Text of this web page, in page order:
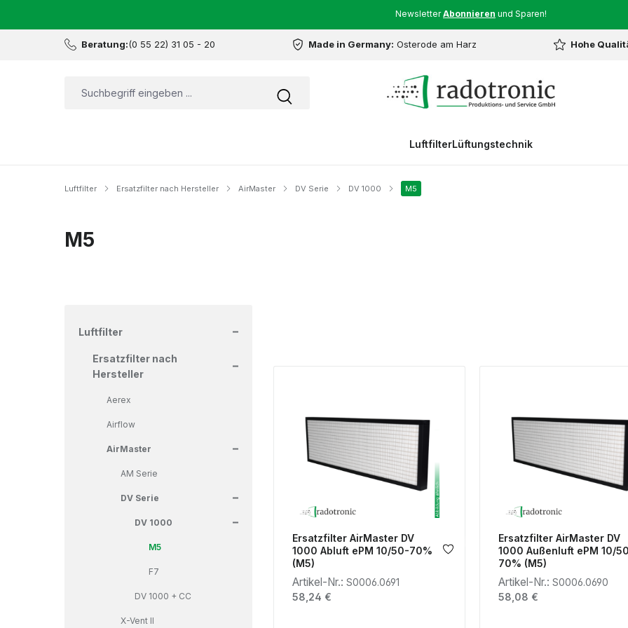
NewsletterAbonnieren und Sparen!
Beratung:(0 55 22) 31 05 - 20 Made in Germany: Osterode am Harz Hohe
LuftfilterLüftungstechnik
Luftfilter Ersatzfilter nach Hersteller AirMaster DV Serie DV 1000 M5
M5
Luftfilter
Ersatzfilter nach
Hersteller
Aerex
Airflow
AirMaster
AM Serie
DV Serie
DV 1000
M5
F7
DV 1000 + CC
X-Vent II
Ersatzfilter AirMaster DV
1000 Abluft ePM 10/50-70%
(M5)
Artikel-Nr.: S0006.0691
Regulärer Preis:
58,24 €
Ersatzfilter AirMaster DV
1000 Außenluft ePM 10/
70% (M5)
Artikel-Nr.: S0006.0690
Regulärer Preis:
58,08 €